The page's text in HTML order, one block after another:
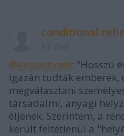
conditional
@kispestipeti: "Hosszú
igazán tudták emberek,
megválasztani
társadalmi, anyagi
éljenek. Szerintem, a
került feltétlenül a